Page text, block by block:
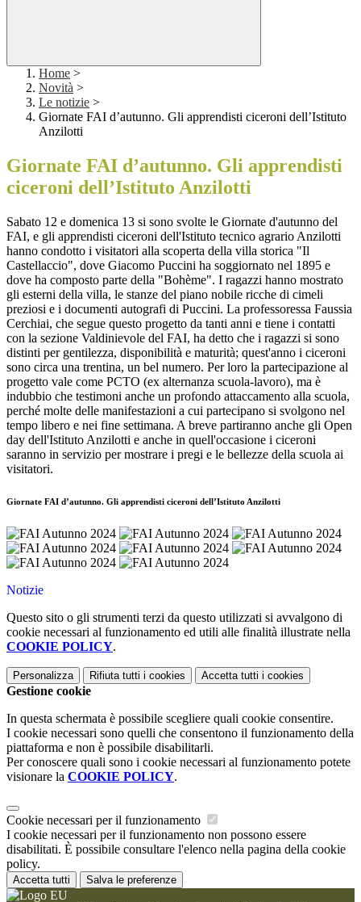
Home >
Novità >
Le notizie >
Giornate FAI d’autunno. Gli apprendisti ciceroni dell’Istituto
Anzilotti
Giornate FAI d’autunno. Gli apprendisti
ciceroni dell’Istituto Anzilotti
Sabato 12 e domenica 13 si sono svolte le Giornate d'autunno del
FAI, e gli apprendisti ciceroni dell'Istituto tecnico agrario Anzilotti
hanno condotto i visitatori alla scoperta della villa storica "Il
Castellaccio", dove Giacomo Puccini ha soggiornato nel 1895 e
dove ha composto parte della "Bohème". I ragazzi hanno mostrato
gli esterni della villa, le stanze del piano nobile ricche di cimeli
preziosi e i documenti autografi di Puccini. La professoressa Faussia
Cerchiai, che segue questo progetto da tanti anni e tiene i contatti
con la sezione Valdinievole del FAI, ha detto che i ragazzi si sono
distinti per gentilezza, disponibilità e maturità; quest'anno i ciceroni
sono circa una trentina, un bel numero. Per loro la partecipazione al
progetto vale come PCTO (ex alternanza scuola-lavoro), ma è
indubbio che testimoni anche un profondo attaccamento alla scuola,
perché molte delle manifestazioni a cui partecipano si svolgono nel
tempo libero e nei fine settimana. A breve partiranno anche gli Open
day dell'Istituto Anzilotti e anche in quell'occasione i ciceroni
saranno in servizio per mostrare i pregi e le bellezze della scuola ai
visitatori.
Giornate FAI d’autunno. Gli apprendisti ciceroni dell’Istituto Anzilotti
Notizie
Questo sito o gli strumenti terzi da questo utilizzati si avvalgono di
cookie necessari al funzionamento ed utili alle finalità illustrate nella
COOKIE POLICY.
Personalizza Rifiuta tutti i cookies Accetta tutti i cookies
Gestione cookie
In questa schermata è possibile scegliere quali cookie consentire.
I cookie necessari sono quelli che consentono il funzionamento della
piattaforma e non è possibile disabilitarli.
Per conoscere quali sono i cookie necessari al funzionamento potete
visionare la COOKIE POLICY.
Cookie necessari per il funzionamento
I cookie necessari per il funzionamento non possono essere
disabilitati. È possibile consultare l'elenco nella pagina della cookie
policy.
Accetta tutti Salva le preferenze